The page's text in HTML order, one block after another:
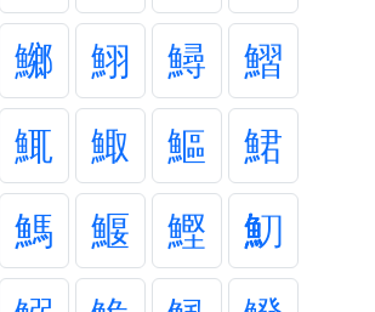
鱜 鮙 鱘
鰼
鮿 鯫 鰸
鮶
鰢 鰋 鰹
魛